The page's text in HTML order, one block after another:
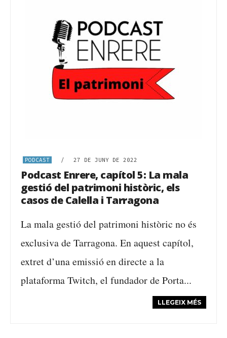
PODCAST / 27 DE JUNY DE 2022
Podcast Enrere, capítol 5: La mala
gestió del patrimoni històric, els
casos de Calella i Tarragona
La mala gestió del patrimoni històric no és
exclusiva de Tarragona. En aquest capítol,
extret d’una emissió en directe a la
plataforma Twitch, el fundador de Porta...
LLEGEIX MÉS